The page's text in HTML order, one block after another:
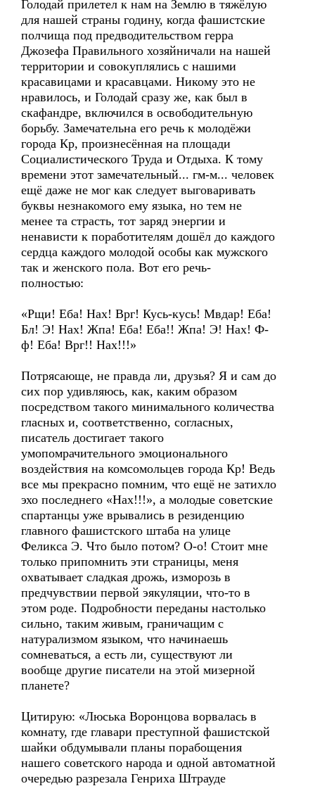
Голодай прилетел к нам на Землю в тяжёлую
для нашей страны годину, когда фашистские
полчища под предводительством герра
Джозефа Правильного хозяйничали на нашей
территории и совокуплялись с нашими
красавицами и красавцами. Никому это не
нравилось, и Голодай сразу же, как был в
скафандре, включился в освободительную
борьбу. Замечательна его речь к молодёжи
города Кр, произнесённая на площади
Социалистического Труда и Отдыха. К тому
времени этот замечательный... гм-м... человек
ещё даже не мог как следует выговаривать
буквы незнакомого ему языка, но тем не
менее та страсть, тот заряд энергии и
ненависти к поработителям дошёл до каждого
сердца каждого молодой особы как мужского
так и женского пола. Вот его речь-
полностью:
«Рщи! Еба! Нах! Врг! Кусь-кусь! Мвдар! Еба!
Бл! Э! Нах! Жпа! Еба! Еба!! Жпа! Э! Нах! Ф-
ф! Еба! Врг!! Нах!!!»
Потрясающе, не правда ли, друзья? Я и сам до
сих пор удивляюсь, как, каким образом
посредством такого минимального количества
гласных и, соответственно, согласных,
писатель достигает такого
умопомрачительного эмоционального
воздействия на комсомольцев города Кр! Ведь
все мы прекрасно помним, что ещё не затихло
эхо последнего «Нах!!!», а молодые советские
спартанцы уже врывались в резиденцию
главного фашистского штаба на улице
Феликса Э. Что было потом? О-о! Стоит мне
только припомнить эти страницы, меня
охватывает сладкая дрожь, изморозь в
предчувствии первой эякуляции, что-то в
этом роде. Подробности переданы настолько
сильно, таким живым, граничащим с
натурализмом языком, что начинаешь
сомневаться, а есть ли, существуют ли
вообще другие писатели на этой мизерной
планете?
Цитирую: «Люська Воронцова ворвалась в
комнату, где главари преступной фашистской
шайки обдумывали планы порабощения
нашего советского народа и одной автоматной
очередью разрезала Генриха Штрауде